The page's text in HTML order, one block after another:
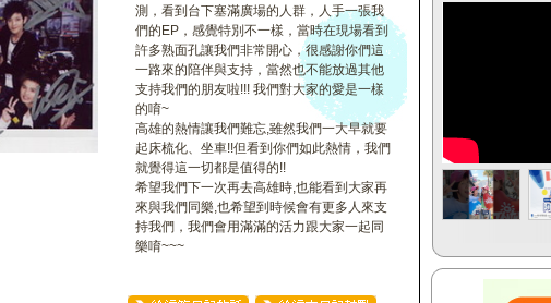
測，看到台下塞滿廣場的人群，人手一張我
們的EP，感覺特別不一樣，當時在現場看到
許多熟面孔讓我們非常開心，很感謝你們這
一路來的陪伴與支持，當然也不能放過其他
支持我們的朋友啦!!! 我們對大家的愛是一樣
的唷~
高雄的熱情讓我們難忘,雖然我們一大早就要
起床梳化、坐車!!但看到你們如此熱情，我們
就覺得這一切都是值得的!!
希望我們下一次再去高雄時,也能看到大家再
來與我們同樂,也希望到時候會有更多人來支
持我們，我們會用滿滿的活力跟大家一起同
樂唷~~~
【Next】